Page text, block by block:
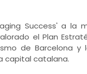
Success' a la
el Plan
de Barcelona
capital catalana.